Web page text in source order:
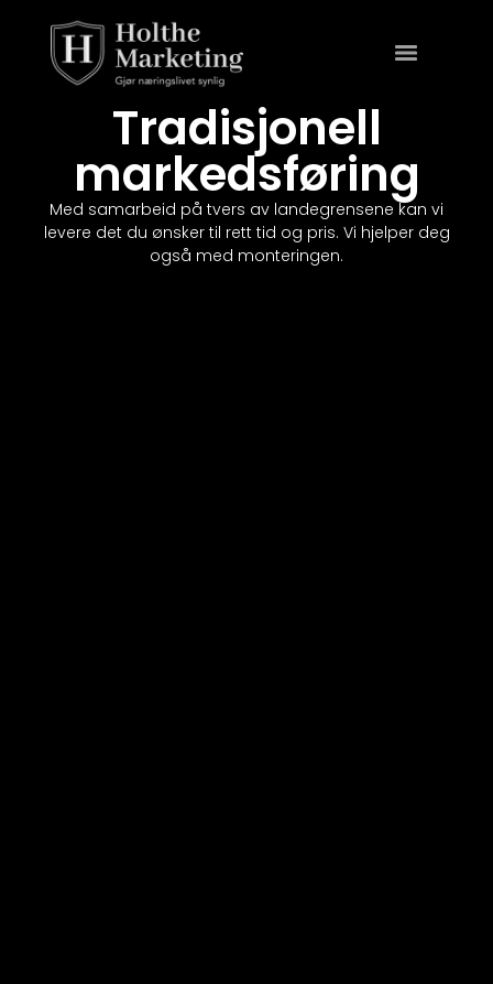
Tradisjonell
markedsføring
Med samarbeid på tvers av landegrensene kan vi
levere det du ønsker til rett tid og pris. Vi hjelper deg
også med monteringen.